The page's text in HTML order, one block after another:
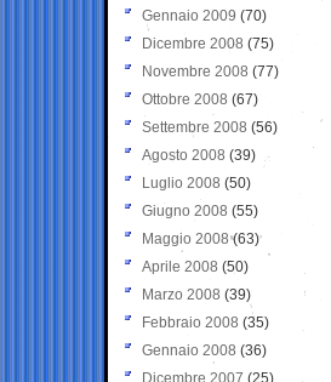
Gennaio 2009 (70)
Dicembre 2008 (75)
Novembre 2008 (77)
Ottobre 2008 (67)
Settembre 2008 (56)
Agosto 2008 (39)
Luglio 2008 (50)
Giugno 2008 (55)
Maggio 2008(63)
Aprile 2008 (50)
Marzo 2008 (39)
Febbraio 2008 (35)
Gennaio 2008 (36)
Dicembre 2007 (25)